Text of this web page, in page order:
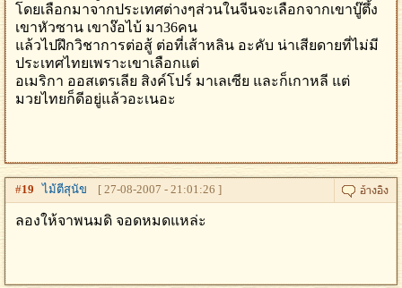
โดยเลือกมาจากประเทศต่างๆส่วนในจีนจะเลือกจากเขาบู๊ตึ้ง
เขาหัวซาน เขาง๊อไบ้ มา36คน
แล้วไปฝึกวิชาการต่อสู้ ต่อที่เส้าหลิน อะคับ น่าเสียดายที่ไม่มี
ประเทศไทยเพราะเขาเลือกแต่
อเมริกา ออสเตรเลีย สิงค์โปร์ มาเลเซีย และก็เกาหลี แต่
มวยไทยก็ดีอยู่แล้วอะเนอะ
#19 ไม้ตีสุนัข [ 27-08-2007 - 21:01:26 ]
ลองให้จาพนมดิ จอดหมดแหล่ะ